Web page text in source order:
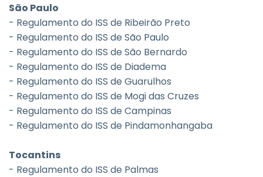
São Paulo
- Regulamento do ISS de Ribeirão Preto
- Regulamento do ISS de São Paulo
- Regulamento do ISS de São Bernardo
- Regulamento do ISS de Diadema
- Regulamento do ISS de Guarulhos
- Regulamento do ISS de Mogi das Cruzes
- Regulamento do ISS de Campinas
- Regulamento do ISS de Pindamonhangaba
Tocantins
- Regulamento do ISS de Palmas